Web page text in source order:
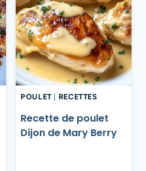
POULET| RECETTES
Recette de poulet
Dijon de Mary Berry